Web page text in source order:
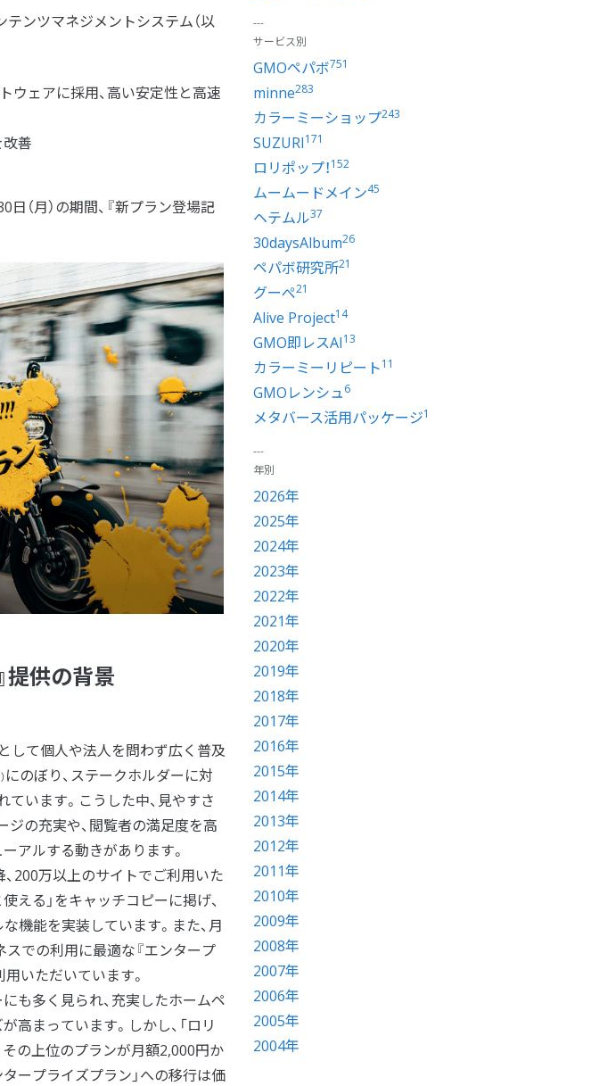
テンツマネジメントシステム（以
ウェアに採用、高い安定性と高速
善
（月）の期間、『新プラン登場記
提供の背景
して個人や法人を問わず広く普及
にのぼり、ステークホルダーに対
います。こうした中、見やすさ
の充実や、閲覧者の満足度を高
アルする動きがあります。
、200万以上のサイトでご利用いた
える」をキャッチコピーに掲げ、
機能を実装しています。また、月
での利用に最適な『エンタープ
いただいています。
も多く見られ、充実したホームペ
まっています。しかし、「ロリ
その上位のプランが月額2,000円か
タープライズプラン」への移行は価
サービス別
GMOペパボ751
minne283
カラーミーショップ243
SUZURI171
ロリポップ！152
ムームードメイン45
ヘテムル37
30daysAlbum26
ペパボ研究所21
グーぺ21
Alive Project14
GMO即レスAI13
カラーミーリピート11
GMOレンシュ6
メタバース活用パッケージ1
年別
2026年
2025年
2024年
2023年
2022年
2021年
2020年
2019年
2018年
2017年
2016年
2015年
2014年
2013年
2012年
2011年
2010年
2009年
2008年
2007年
2006年
2005年
2004年